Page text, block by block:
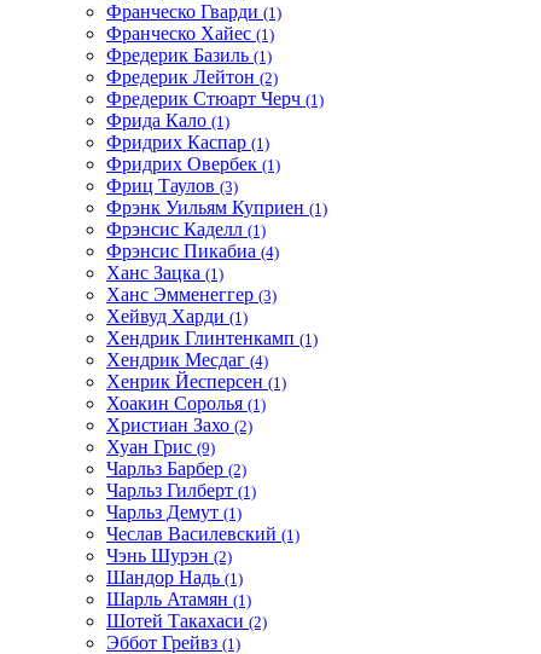
Франческо Гварди (1)
Франческо Хайес (1)
Фредерик Базиль (1)
Фредерик Лейтон (2)
Фредерик Стюарт Черч (1)
Фрида Кало (1)
Фридрих Каспар (1)
Фридрих Овербек (1)
Фриц Таулов (3)
Фрэнк Уильям Куприен (1)
Фрэнсис Каделл (1)
Фрэнсис Пикабиа (4)
Ханс Зацка (1)
Ханс Эмменеггер (3)
Хейвуд Харди (1)
Хендрик Глинтенкамп (1)
Хендрик Месдаг (4)
Хенрик Йесперсен (1)
Хоакин Соролья (1)
Христиан Захо (2)
Хуан Грис (9)
Чарльз Барбер (2)
Чарльз Гилберт (1)
Чарльз Демут (1)
Чеслав Василевский (1)
Чэнь Шурэн (2)
Шандор Надь (1)
Шарль Атамян (1)
Шотей Такахаси (2)
Эббот Грейвз (1)